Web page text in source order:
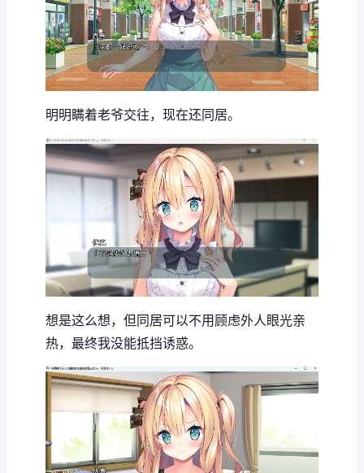
明明瞒着老爷交往，现在还同居。
想是这么想，但同居可以不用顾虑外人眼光亲
热，最终我没能抵挡诱惑。